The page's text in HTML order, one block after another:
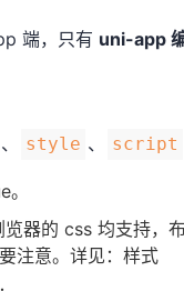
端，只有 uni-app
、 style 、 script
器的 css 均支持，
注意。详见：样式